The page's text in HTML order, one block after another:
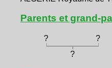
Parents et grand-
? ?
?